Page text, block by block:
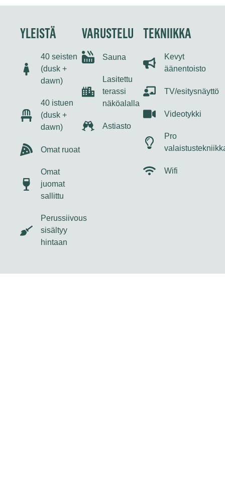
YLEISTÄ
40 seisten
(dusk +
dawn)
40 istuen
(dusk +
dawn)
Omat ruoat
Omat
juomat
sallittu
Perussiivous
sisältyy
hintaan
VARUSTELU
Sauna
Lasitettu
terassi
näköalalla
Astiasto
TEKNIIKKA
Kevyt
äänentoisto
TV/esitysnäyttö
Videotykki
Pro
Wifi